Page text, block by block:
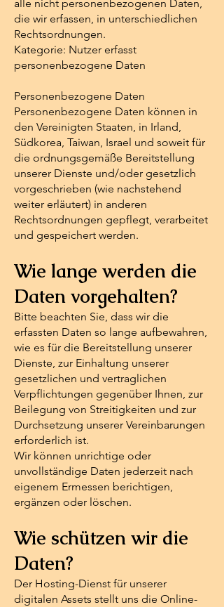
alle nicht personenbezogenen Daten,
die wir erfassen, in unterschiedlichen
Rechtsordnungen.
Kategorie: Nutzer erfasst
personenbezogene Daten
Personenbezogene Daten
Personenbezogene Daten können in
den Vereinigten Staaten, in Irland,
Südkorea, Taiwan, Israel und soweit für
die ordnungsgemäße Bereitstellung
unserer Dienste und/oder gesetzlich
vorgeschrieben (wie nachstehend
weiter erläutert) in anderen
Rechtsordnungen gepflegt, verarbeitet
und gespeichert werden.
Wie lange werden die
Daten vorgehalten?
Bitte beachten Sie, dass wir die
erfassten Daten so lange aufbewahren,
wie es für die Bereitstellung unserer
Dienste, zur Einhaltung unserer
gesetzlichen und vertraglichen
Verpflichtungen gegenüber Ihnen, zur
Beilegung von Streitigkeiten und zur
Durchsetzung unserer Vereinbarungen
erforderlich ist.
Wir können unrichtige oder
unvollständige Daten jederzeit nach
eigenem Ermessen berichtigen,
ergänzen oder löschen.
Wie schützen wir die
Daten?
Der Hosting-Dienst für unserer
digitalen Assets stellt uns die Online-